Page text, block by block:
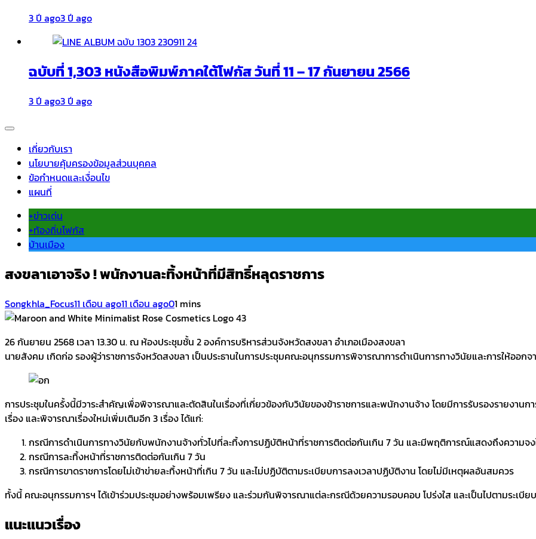
3 ปี ago3 ปี ago
ฉบับที่ 1,303 หนังสือพิมพ์ภาคใต้โฟกัส วันที่ 11 – 17 กันยายน 2566
3 ปี ago3 ปี ago
เกี่ยวกับเรา
นโยบายคุ้มครองข้อมูลส่วนบุคคล
ข้อกำหนดและเงื่อนไข
แผนที่
+ข่าวเด่น
+ท้องถิ่นโฟกัส
บ้านเมือง
สงขลาเอาจริง ! พนักงานละทิ้งหน้าที่มีสิทธิ์หลุดราชการ
Songkhla_Focus11 เดือน ago11 เดือน ago01 mins
26 กันยายน 2568 เวลา 13.30 น. ณ ห้องประชุมชั้น 2 องค์การบริหารส่วนจังหวัดสงขลา อำเภอเมืองสงขลา
นายสังคม เกิดก่อ รองผู้ว่าราชการจังหวัดสงขลา เป็นประธานในการประชุมคณะอนุกรรมการพิจารณาการดำเนินการทางวินัยและการให้ออก
การประชุมในครั้งนี้มีวาระสำคัญเพื่อพิจารณาและตัดสินในเรื่องที่เกี่ยวข้องกับวินัยของข้าราชการและพนักงานจ้าง โดยมีการรับรองรายงาน
เรื่อง และพิจารณาเรื่องใหม่เพิ่มเติมอีก 3 เรื่อง ได้แก่:
กรณีการดำเนินการทางวินัยกับพนักงานจ้างทั่วไปที่ละทิ้งการปฏิบัติหน้าที่ราชการติดต่อกันเกิน 7 วัน และมีพฤติการณ์แสดงถึงความจง
กรณีการละทิ้งหน้าที่ราชการติดต่อกันเกิน 7 วัน
กรณีการขาดราชการโดยไม่เข้าข่ายละทิ้งหน้าที่เกิน 7 วัน และไม่ปฏิบัติตามระเบียบการลงเวลาปฏิบัติงาน โดยไม่มีเหตุผลอันสมควร
ทั้งนี้ คณะอนุกรรมการฯ ได้เข้าร่วมประชุมอย่างพร้อมเพรียง และร่วมกันพิจารณาแต่ละกรณีด้วยความรอบคอบ โปร่งใส และเป็นไปตามระเบีย
แนะแนวเรื่อง